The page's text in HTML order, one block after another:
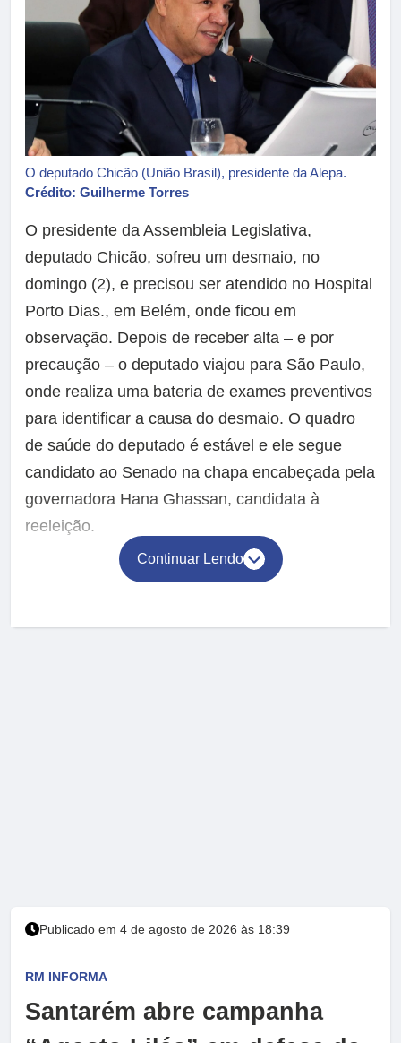
O deputado Chicão (União Brasil), presidente da Alepa.
Crédito: Guilherme Torres
O presidente da Assembleia Legislativa,
deputado Chicão, sofreu um desmaio, no
domingo (2), e precisou ser atendido no Hospital
Porto Dias., em Belém, onde ficou em
observação. Depois de receber alta – e por
precaução – o deputado viajou para São Paulo,
onde realiza uma bateria de exames preventivos
para identificar a causa do desmaio. O quadro
de saúde do deputado é estável e ele segue
candidato ao Senado na chapa encabeçada pela
governadora Hana Ghassan, candidata à
reeleição.
Continuar Lendo
Publicado em 4 de agosto de 2026 às 18:39
RM INFORMA
Santarém abre campanha